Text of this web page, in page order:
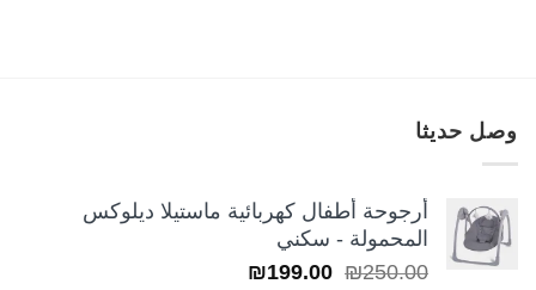
وصل حديثا
أرجوحة أطفال كهربائية ماستيلا ديلوكس
المحمولة - سكني
₪250.00
السعر ₪199.00